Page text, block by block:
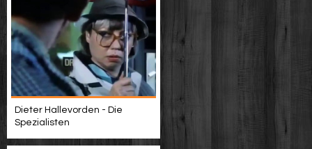
Dieter Hallevorden - Die
Spezialisten